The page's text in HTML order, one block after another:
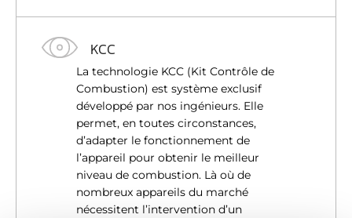
KCC
La technologie KCC (Kit Contrôle de
Combustion) est système exclusif
développé par nos ingénieurs. Elle
permet, en toutes circonstances,
d’adapter le fonctionnement de
l’appareil pour obtenir le meilleur
niveau de combustion. Là où de
nombreux appareils du marché
nécessitent l’intervention d’un